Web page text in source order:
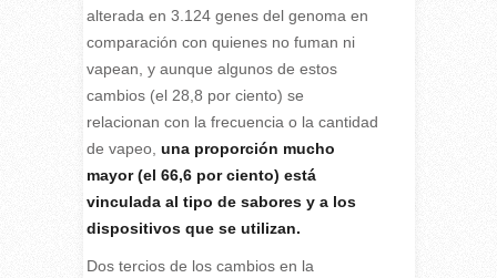
alterada en 3.124 genes del genoma en
comparación con quienes no fuman ni
vapean, y aunque algunos de estos
cambios (el 28,8 por ciento) se
relacionan con la frecuencia o la cantidad
de vapeo, una proporción mucho
mayor (el 66,6 por ciento) está
vinculada al tipo de sabores y a los
dispositivos que se utilizan.
Dos tercios de los cambios en la